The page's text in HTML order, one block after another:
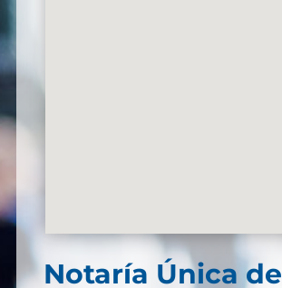
Notaría Única de